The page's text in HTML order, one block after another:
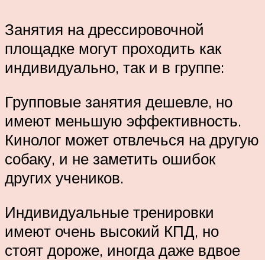
Занятия на дрессировочной
площадке могут проходить как
индивидуально, так и в группе:
Групповые занятия дешевле, но
имеют меньшую эффективность.
Кинолог может отвлечься на другую
собаку, и не заметить ошибок
других учеников.
Индивидуальные тренировки
имеют очень высокий КПД, но
стоят дороже, иногда даже вдвое